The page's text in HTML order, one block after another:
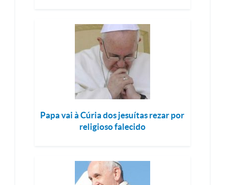
Papa vai à Cúria dos jesuítas rezar por
religioso falecido